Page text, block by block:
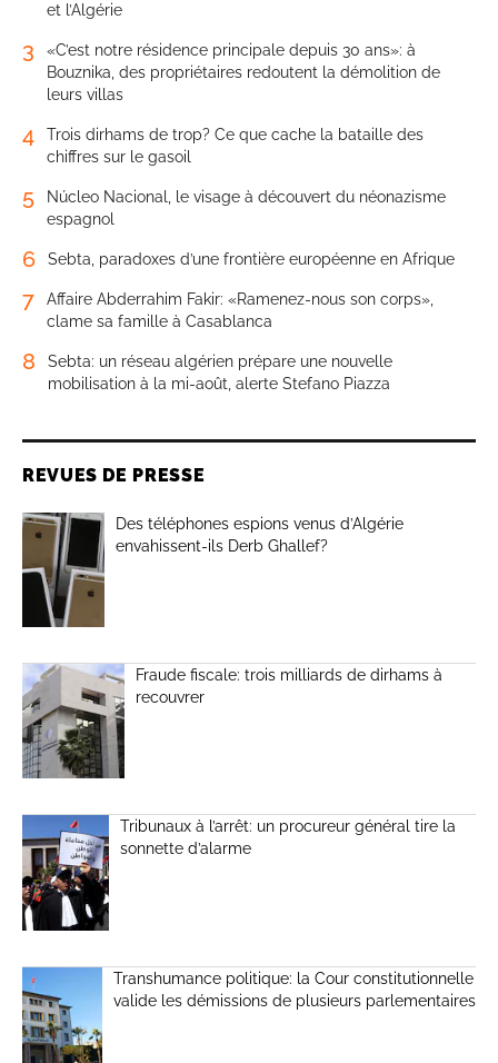
et l’Algérie
3
«C’est notre résidence principale depuis 30 ans»: à
Bouznika, des propriétaires redoutent la démolition de
leurs villas
4
Trois dirhams de trop? Ce que cache la bataille des
chiffres sur le gasoil
5
Núcleo Nacional, le visage à découvert du néonazisme
espagnol
6 Sebta, paradoxes d’une frontière européenne en Afrique
7
Affaire Abderrahim Fakir: «Ramenez-nous son corps»,
clame sa famille à Casablanca
8
Sebta: un réseau algérien prépare une nouvelle
mobilisation à la mi-août, alerte Stefano Piazza
REVUES DE PRESSE
Des téléphones espions venus d’Algérie
envahissent-ils Derb Ghallef?
Fraude fiscale: trois milliards de dirhams à
recouvrer
Tribunaux à l’arrêt: un procureur général tire la
sonnette d’alarme
Transhumance politique: la Cour constitutionnelle
valide les démissions de plusieurs parlementaires